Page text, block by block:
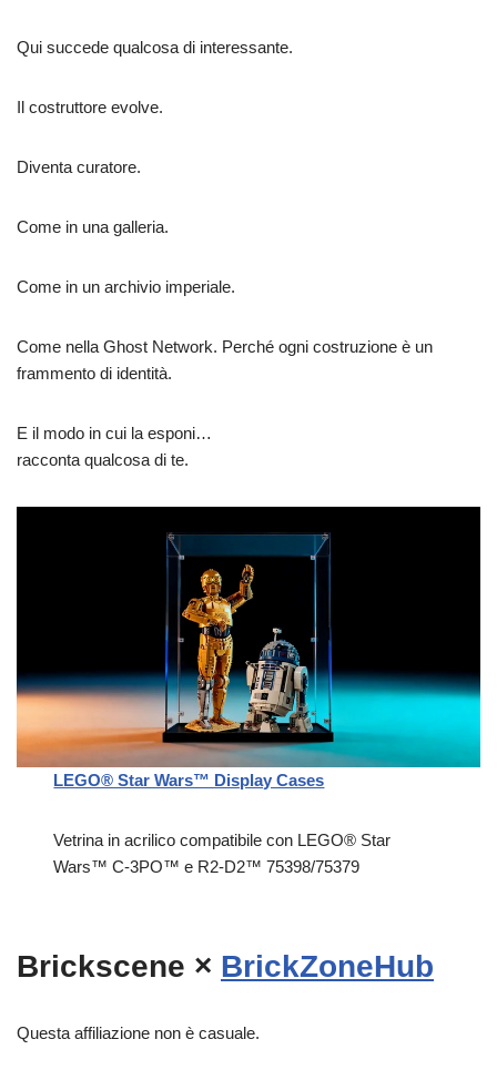
Qui succede qualcosa di interessante.
Il costruttore evolve.
Diventa curatore.
Come in una galleria.
Come in un archivio imperiale.
Come nella Ghost Network. Perché ogni costruzione è un
frammento di identità.
E il modo in cui la esponi…
racconta qualcosa di te.
LEGO® Star Wars™ Display Cases
Vetrina in acrilico compatibile con LEGO® Star
Wars™ C-3PO™ e R2-D2™ 75398/75379
Brickscene × BrickZoneHub
Questa affiliazione non è casuale.